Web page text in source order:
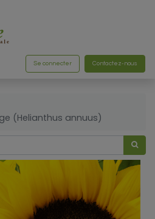
Se connecter Contactez-nous
(Helianthus annuus)